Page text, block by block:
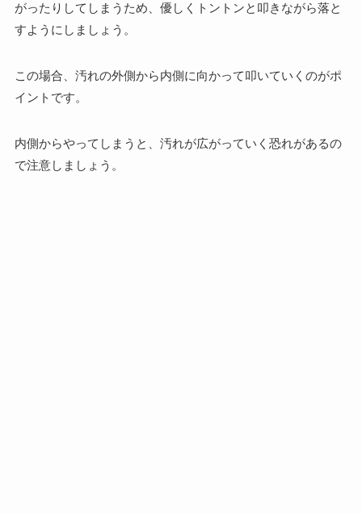
がったりしてしまうため、優しくトントンと叩きながら落と
すようにしましょう。
この場合、汚れの外側から内側に向かって叩いていくのがポ
イントです。
内側からやってしまうと、汚れが広がっていく恐れがあるの
で注意しましょう。